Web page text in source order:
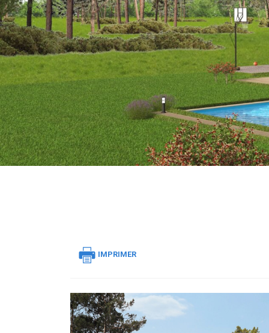
IMPRIMER